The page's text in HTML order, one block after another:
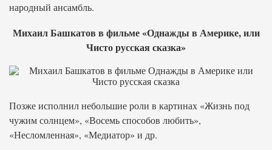
народный ансамбль.
Михаил Башкатов в фильме «Однажды в Америке, или
Чисто русская сказка»
Позже исполнил небольшие роли в картинах «Жизнь под
чужим солнцем», «Восемь способов любить»,
«Несломленная», «Медиатор» и др.